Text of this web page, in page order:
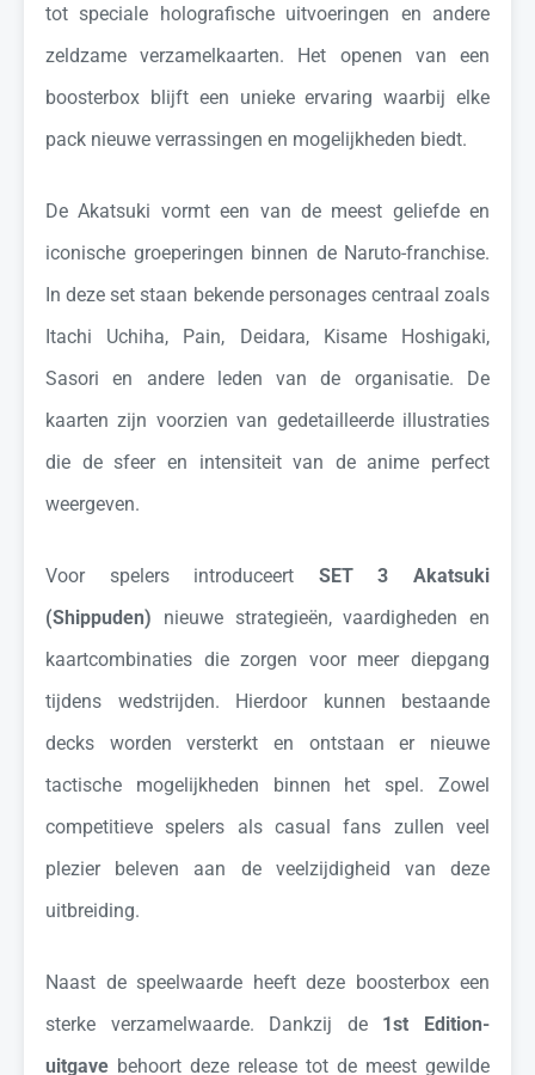
tot speciale holografische uitvoeringen en andere
zeldzame verzamelkaarten. Het openen van een
boosterbox blijft een unieke ervaring waarbij elke
pack nieuwe verrassingen en mogelijkheden biedt.
De Akatsuki vormt een van de meest geliefde en
iconische groeperingen binnen de Naruto-franchise.
In deze set staan bekende personages centraal zoals
Itachi Uchiha, Pain, Deidara, Kisame Hoshigaki,
Sasori en andere leden van de organisatie. De
kaarten zijn voorzien van gedetailleerde illustraties
die de sfeer en intensiteit van de anime perfect
weergeven.
Voor spelers introduceert SET 3 Akatsuki
(Shippuden) nieuwe strategieën, vaardigheden en
kaartcombinaties die zorgen voor meer diepgang
tijdens wedstrijden. Hierdoor kunnen bestaande
decks worden versterkt en ontstaan er nieuwe
tactische mogelijkheden binnen het spel. Zowel
competitieve spelers als casual fans zullen veel
plezier beleven aan de veelzijdigheid van deze
uitbreiding.
Naast de speelwaarde heeft deze boosterbox een
sterke verzamelwaarde. Dankzij de 1st Edition-
uitgave behoort deze release tot de meest gewilde